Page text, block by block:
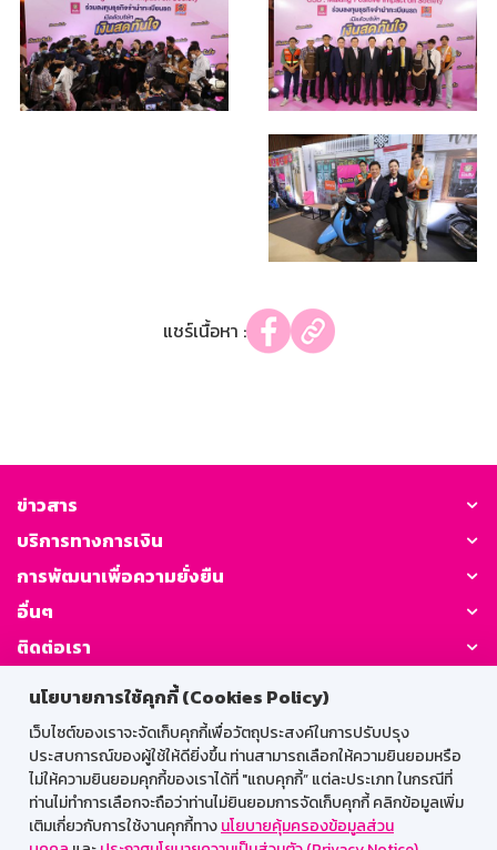
นโยบายการใช้คุกกี้ (Cookies Policy)
เว็บไซต์ของเราจะจัดเก็บคุกกี้เพื่อวัตถุประสงค์ในการปรับปรุง
ประสบการณ์ของผู้ใช้ให้ดียิ่งขึ้น ท่านสามารถเลือกให้ความยินยอมหรือ
ไม่ให้ความยินยอมคุกกี้ของเราได้ที่ "แถบคุกกี้” แต่ละประเภท ในกรณีที่
ท่านไม่ทำการเลือกจะถือว่าท่านไม่ยินยอมการจัดเก็บคุกกี้ คลิกข้อมูลเพิ่ม
เติมเกี่ยวกับการใช้งานคุกกี้ทางนโยบายคุ้มครองข้อมูลส่วน
แชร์เนื้อหา :
ข่าวสาร
บริการทางการเงิน
การพัฒนาเพื่อความยั่งยืน
อื่นๆ
ติดต่อเรา
GSB Society:
สำหรับพนักงาน
Web HR
GSB Wisdom M-Search